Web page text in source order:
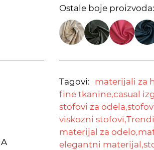
Ostale boje proizvoda:
Tagovi: materijali za
fine tkanine,casual
stofovi za odela,
viskozni stofovi,
materijal za odelo,
elegantni materijal,